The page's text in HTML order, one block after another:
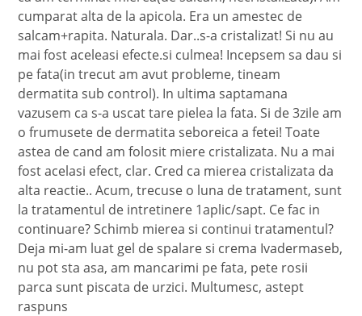
cumparat alta de la apicola. Era un amestec de
salcam+rapita. Naturala. Dar..s-a cristalizat! Si nu au
mai fost aceleasi efecte.si culmea! Incepsem sa dau si
pe fata(in trecut am avut probleme, tineam
dermatita sub control). In ultima saptamana
vazusem ca s-a uscat tare pielea la fata. Si de 3zile am
o frumusete de dermatita seboreica a fetei! Toate
astea de cand am folosit miere cristalizata. Nu a mai
fost acelasi efect, clar. Cred ca mierea cristalizata da
alta reactie.. Acum, trecuse o luna de tratament, sunt
la tratamentul de intretinere 1aplic/sapt. Ce fac in
continuare? Schimb mierea si continui tratamentul?
Deja mi-am luat gel de spalare si crema Ivadermaseb,
nu pot sta asa, am mancarimi pe fata, pete rosii
parca sunt piscata de urzici. Multumesc, astept
raspuns